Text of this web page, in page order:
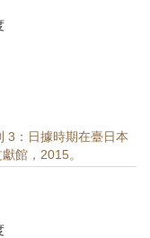
3：日據時期在臺日本
館，2015。